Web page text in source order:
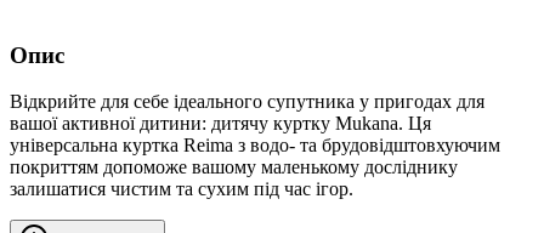
Опис
Відкрийте для себе ідеального супутника у пригодах для
вашої активної дитини: дитячу куртку Mukana. Ця
універсальна куртка Reima з водо- та брудовідштовхуючим
покриттям допоможе вашому маленькому досліднику
залишатися чистим та сухим під час ігор.